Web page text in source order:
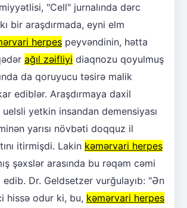
"Cell" jurnalında dərc
bir araşdırmada, eyni elm
herpes peyvəndinin, hətta
ağıl zəifliyi diaqnozu qoyulmuş
da qoruyucu təsirə malik
ediblər. Araşdırmaya daxil
yetkin insandan demensiyası
yarısı növbəti doqquz il
itirmişdi. Lakin kəmərvari herpes
şəxslər arasında bu rəqəm cəmi
Dr. Geldsetzer vurğulayıb: "Ən
hissə odur ki, bu, kəmərvari herpes